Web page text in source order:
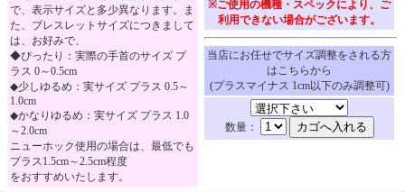
で、表示サイズと多少異なります。ま
た、ブレスレットサイズにつきまして
は、お好みで、
◆ぴったり：実際の手首のサイズ プ
ラス 0～0.5cm
◆少しゆるめ：実サイズ プラス 0.5～
1.0cm
◆かなりゆるめ：実サイズ プラス 1.0
～2.0cm
ニューホック使用の場合は、最低でも
プラス1.5cm～2.5cm程度
をおすすめいたします。
※ご使用の機種・スペックにより、ご
利用できない場合がございます。
当店にお任せでサイズ調整をされる方
はこちらから
(プラスマイナス 1cm以下のみ調整可)
数量：